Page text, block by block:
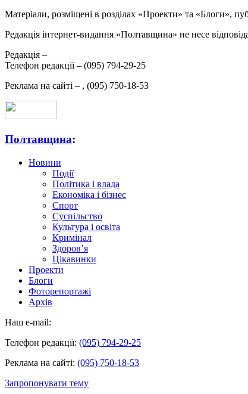
Матеріали, розміщені в розділах «Проекти» та «Блоги»,
Редакція інтернет-видання «Полтавщина» не несе
Редакція –
Телефон редакції – (095) 794-29-25
Реклама на сайті – , (095) 750-18-53
Полтавщина:
Новини
Події
Політика і влада
Економіка і бізнес
Спорт
Суспільство
Культура і освіта
Кримінал
Здоров’я
Цікавинки
Проекти
Блоги
Фоторепортажі
Архів
Наш e-mail:
Телефон редакції: (095) 794-29-25
Реклама на сайті: (095) 750-18-53
Запропонувати тему